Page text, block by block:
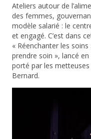
Ateliers autour de
des femmes,
modèle salarié : le
et engagé. C’est dans
« Réenchanter les
prendre soin », lancé
porté par les
Bernard.